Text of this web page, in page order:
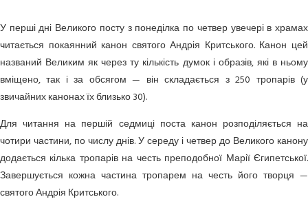
У перші дні Великого посту з понеділка по четвер увечері в храмах
читається покаянний канон святого Андрія Критського. Канон цей
названий Великим як через ту кількість думок і образів, які в ньому
вміщено, так і за обсягом — він складається з 250 тропарів (у
звичайних канонах їх близько 30).
Для читання на першій седмиці поста канон розподіляється на
чотири частини, по числу днів. У середу і четвер до Великого канону
додається кілька тропарів на честь преподобної Марії Єгипетської.
Завершується кожна частина тропарем на честь його творця —
святого Андрія Критського.